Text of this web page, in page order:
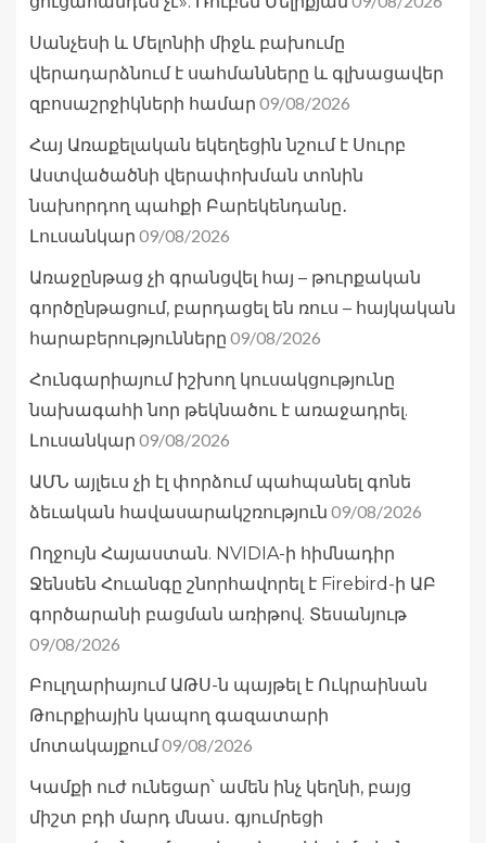
Սանչեսի և Մելոնիի միջև բախումը
վերադարձնում է սահմանները և գլխացավեր
զբոսաշրջիկների համար 09/08/2026
Հայ Առաքելական եկեղեցին նշում է Սուրբ
Աստվածածնի վերափոխման տոնին
նախորդող պահքի Բարեկենդանը․
Լուսանկար 09/08/2026
Առաջընթաց չի գրանցվել հայ – թուրքական
գործընթացում, բարդացել են ռուս – հայկական
հարաբերությունները 09/08/2026
Հունգարիայում իշխող կուսակցությունը
նախագահի նոր թեկնածու է առաջադրել.
Լուսանկար 09/08/2026
ԱՄՆ այլեւս չի էլ փորձում պահպանել գոնե
ձեւական հավասարակշռություն 09/08/2026
Ողջույն Հայաստան. NVIDIA-ի հիմնադիր
Ջենսեն Հուանգը շնորհավորել է Firebird-ի ԱԲ
գործարանի բացման առիթով. Տեսանյութ
09/08/2026
Բուլղարիայում ԱԹՍ-ն պայթել է Ուկրաինան
Թուրքիային կապող գազատարի
մոտակայքում09/08/2026
Կամքի ուժ ունեցար՝ ամեն ինչ կեղնի, բայց
միշտ բդի մարդ մնաս․ գյումրեցի